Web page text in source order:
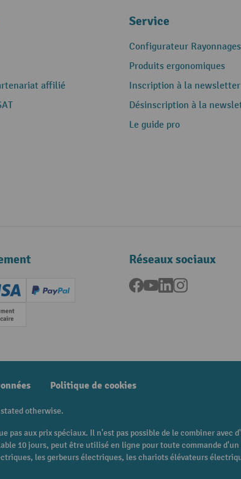
affilié
Service
Configurateur Rayonnages
Produits ergonomiques
Inscription à la newsletter
Désinscription à la
Le guide pro
Creditcard (Visa)
PayPal
Paiement anticipé
Réseaux sociaux
Facebook
YouTubeLinkedInInstagram
Politique de cookies
otherwise.
pas aux prix spéciaux. Il n'est pas possible de le combiner
10 jours, peut être utilisé en ligne pour toute commande
les gerbeurs électriques, les chariots élévateurs